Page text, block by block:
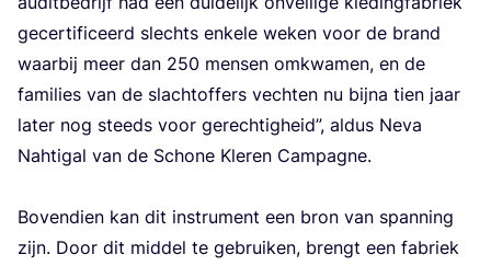
gecer­ti­fi­ceerd slechts enke­le weken voor de brand
waar­bij meer dan 250 men­sen omkwa­men, en de
fami­lies van de slacht­of­fers vech­ten nu bij­na tien jaar
later nog steeds voor gerech­tig­heid”, aldus Neva
Nah­ti­gal van de Scho­ne Kle­ren Cam­pag­ne.
Boven­dien kan dit instru­ment een bron van span­ning
zijn. Door dit mid­del te gebrui­ken, brengt een fabriek